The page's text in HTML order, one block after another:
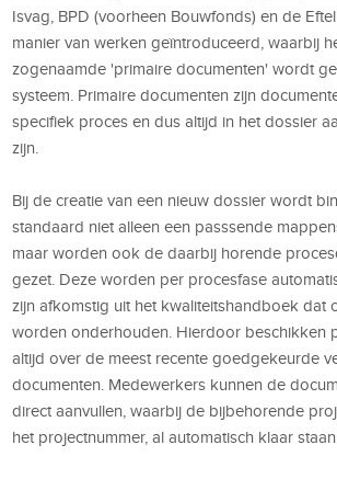
Isvag, BPD (voorheen Bouwfonds) en de
manier van werken geïntroduceerd, waarbij
zogenaamde 'primaire documenten' wordt
systeem. Primaire documenten zijn
specifiek proces en dus altijd in het dossier
zijn.
Bij de creatie van een nieuw dossier wordt
standaard niet alleen een passsende
maar worden ook de daarbij horende
gezet. Deze worden per procesfase
zijn afkomstig uit het kwaliteitshandboek dat
worden onderhouden. Hierdoor beschikken
altijd over de meest recente goedgekeurde
documenten. Medewerkers kunnen de
direct aanvullen, waarbij de bijbehorende
het projectnummer, al automatisch klaar staan.